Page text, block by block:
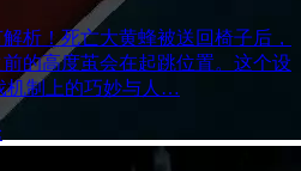
析！死亡大黄蜂被送回椅子后，
的高度茧会在起跳位置。这个设
机制上的巧妙与人…